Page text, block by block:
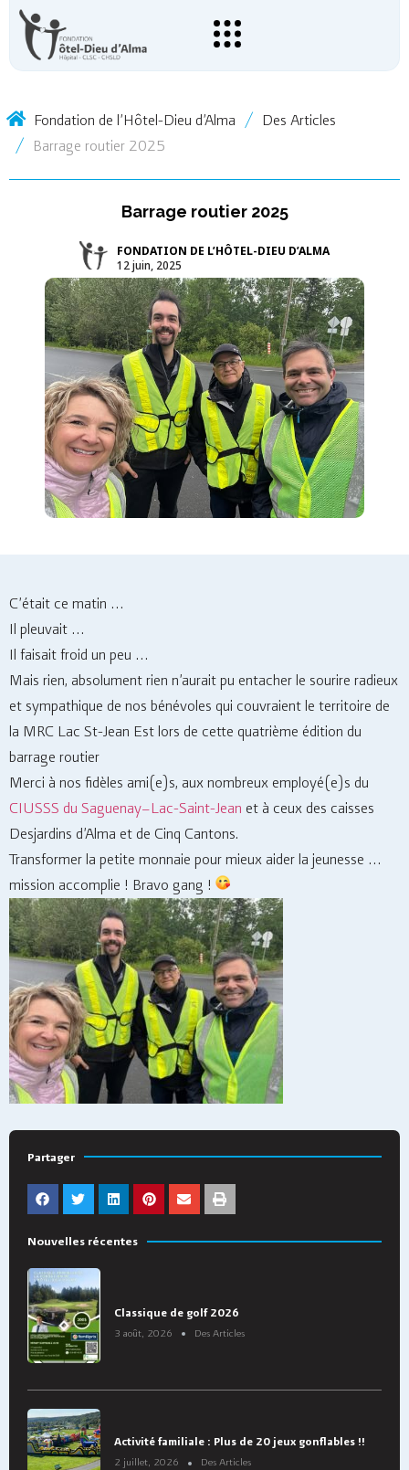
Fondation de l’Hôtel-Dieu d’Alma
Des Articles
Barrage routier 2025
Barrage routier 2025
FONDATION DE L’HÔTEL-DIEU D’ALMA
12 juin, 2025
C’était ce matin …
Il pleuvait …
Il faisait froid un peu …
Mais rien, absolument rien n’aurait pu entacher le sourire radieux
et sympathique de nos bénévoles qui couvraient le territoire de
la MRC Lac St-Jean Est lors de cette quatrième édition du
barrage routier
Merci à nos fidèles ami(e)s, aux nombreux employé(e)s du
CIUSSS du Saguenay−Lac-Saint-Jean et à ceux des caisses
Desjardins d’Alma et de Cinq Cantons.
Transformer la petite monnaie pour mieux aider la jeunesse …
mission accomplie ! Bravo gang !
Partager
Nouvelles récentes
Classique de golf 2026
3 août, 2026 Des Articles
Activité familiale : Plus de 20 jeux gonflables !!
2 juillet, 2026 Des Articles